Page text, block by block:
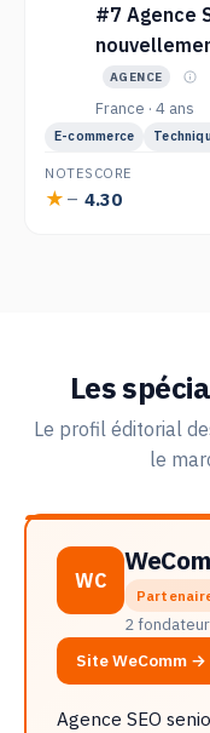
#7 Agence
AGENCE
France · 4 ans
E-commerce
NOTE
—
SCORE
4.30
Les
Le profil éditorial
le
WC
2
Site WeComm →
Agence SEO